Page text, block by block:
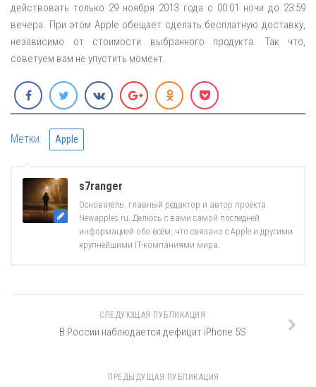
действовать только 29 ноября 2013 года с 00:01 ночи до 23:59
вечера. При этом Apple обещает сделать бесплатную доставку,
независимо от стоимости выбранного продукта. Так что,
советуем вам не упустить момент.
Метки: Apple
s7ranger
Основатель, главный редактор и автор проекта
Newapples.ru. Делюсь с вами самой последней
информацией обо всём, что связано с Apple и другими
крупнейшими IT-компаниями мира.
СЛЕДУЮЩАЯ ПУБЛИКАЦИЯ
В России наблюдается дефицит iPhone 5S
ПРЕДЫДУЩАЯ ПУБЛИКАЦИЯ